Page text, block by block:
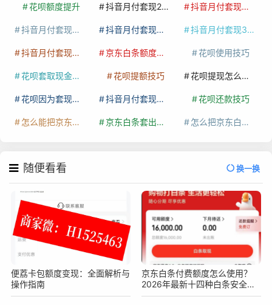
花呗额度提升 抖音月付套现24小时接单 抖音月付套现怎么套
抖音月付套现多少手续费 抖音月付套现商家有哪些 抖音月付套现30秒技巧
抖音月付套现最新方法 京东白条额度提升 花呗使用技巧
花呗套取现金最佳方法 花呗提额技巧 花呗提现怎么操作
花呗因为套现被限额了这种情况要多久才会好 抖音月付套现秒回100起 花呗还款技巧
怎么能把京东白条额度钱套出来 京东白条套出来手续费多少 怎么把京东白条的钱取出来
随便看看 换一换
便荔卡包额度变现：全面解析与
操作指南
京东白条付费额度怎么使用？
2026年最新十四种白条安全操
作方法